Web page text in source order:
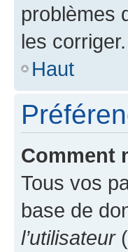
problèmes
les corriger.
Haut
Comment
Tous vos
base de
l’utilisateur